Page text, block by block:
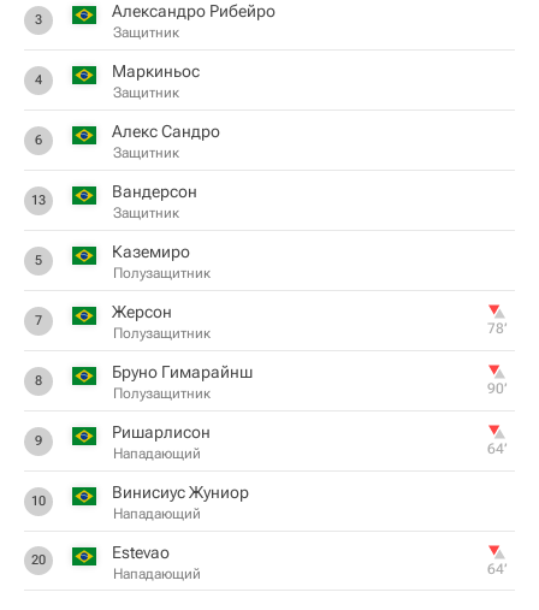
3 Александро Рибейро
Защитник
4 Маркиньос
Защитник
6 Алекс Сандро
Защитник
13 Вандерсон
Защитник
5 Каземиро
Полузащитник
7 Жерсон
Полузащитник 78‎’‎
8 Бруно Гимарайнш
Полузащитник 90‎’‎
9 Ришарлисон
Нападающий 64‎’‎
10 Винисиус Жуниор
Нападающий
20 Estevao
Нападающий 64‎’‎